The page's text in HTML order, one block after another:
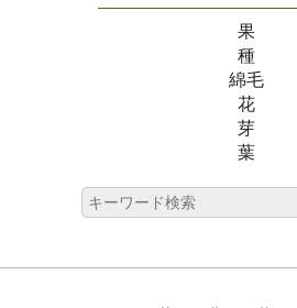
果
種
綿毛
花
芽
葉